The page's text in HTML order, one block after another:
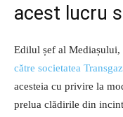
acest lucru
Edilul șef al Mediașului,
către societatea Transgaz
acesteia cu privire la
prelua clădirile din